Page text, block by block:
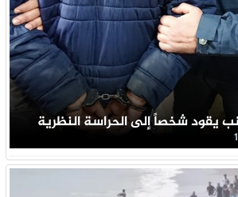
يقود شخصاً إلى الحراسة النظرية